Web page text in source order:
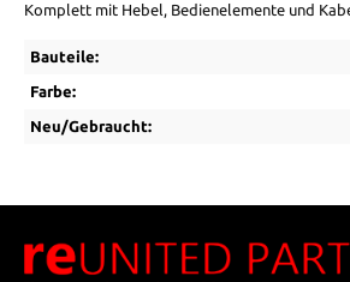
Komplett mit Hebel, Bedienelemente und
Bauteile:
Farbe:
Neu/Gebraucht: